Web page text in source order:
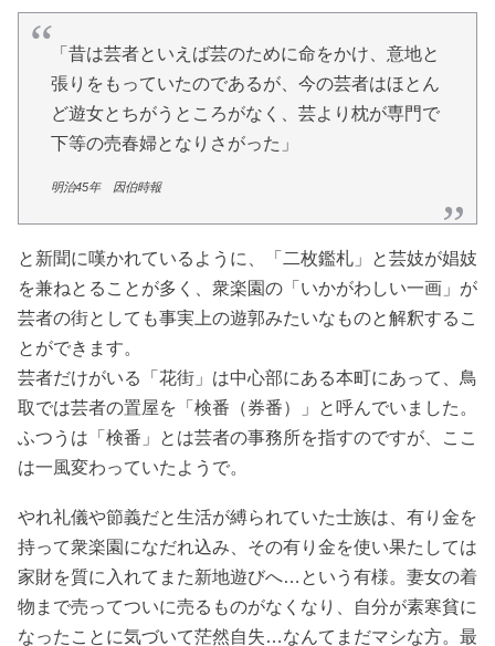
「昔は芸者といえば芸のために命をかけ、意地と
張りをもっていたのであるが、今の芸者はほとん
ど遊女とちがうところがなく、芸より枕が専門で
下等の売春婦となりさがった」
明治45年 因伯時報
と新聞に嘆かれているように、「二枚鑑札」と芸妓が娼妓
を兼ねとることが多く、衆楽園の「いかがわしい一画」が
芸者の街としても事実上の遊郭みたいなものと解釈するこ
とができます。
芸者だけがいる「花街」は中心部にある本町にあって、鳥
取では芸者の置屋を「検番（券番）」と呼んでいました。
ふつうは「検番」とは芸者の事務所を指すのですが、ここ
は一風変わっていたようで。
やれ礼儀や節義だと生活が縛られていた士族は、有り金を
持って衆楽園になだれ込み、その有り金を使い果たしては
家財を質に入れてまた新地遊びへ…という有様。妻女の着
物まで売ってついに売るものがなくなり、自分が素寒貧に
なったことに気づいて茫然自失…なんてまだマシな方。最